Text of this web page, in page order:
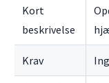
Kort
beskrivelse
Krav